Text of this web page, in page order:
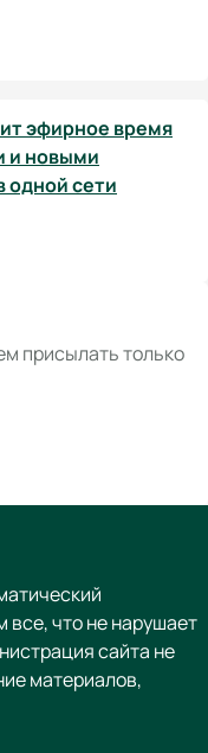
эфирное время
и новыми
одной сети
присылать только
что не нарушает
сайта не
материалов,